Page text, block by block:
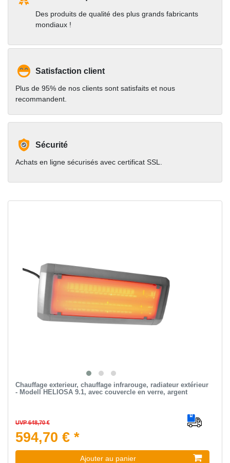
Des produits de qualité des plus grands fabricants
mondiaux !
Satisfaction client
Plus de 95% de nos clients sont satisfaits et nous
recommandent.
Sécurité
Achats en ligne sécurisés avec certificat SSL.
Chauffage exterieur, chauffage infrarouge, radiateur extérieur
- Modell HELIOSA 9.1, avec couvercle en verre, argent
UVP 648,70 €
594,70 € *
Ajouter au panier